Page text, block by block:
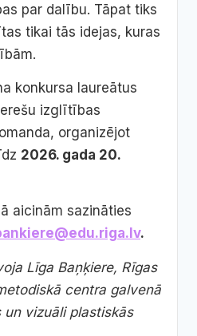
par dalību. Tāpat tiks
tikai tās idejas, kuras
konkursa laureātus
izglītības
organizējot
2026. gada 20.
aicinām sazināties
.
Līga Baņķiere, Rīgas
centra galvenā
vizuāli plastiskās